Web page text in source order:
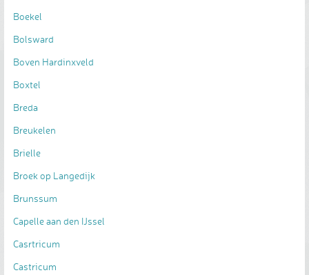
Boekel
Bolsward
Boven Hardinxveld
Boxtel
Breda
Breukelen
Brielle
Broek op Langedijk
Brunssum
Capelle aan den IJssel
Casrtricum
Castricum